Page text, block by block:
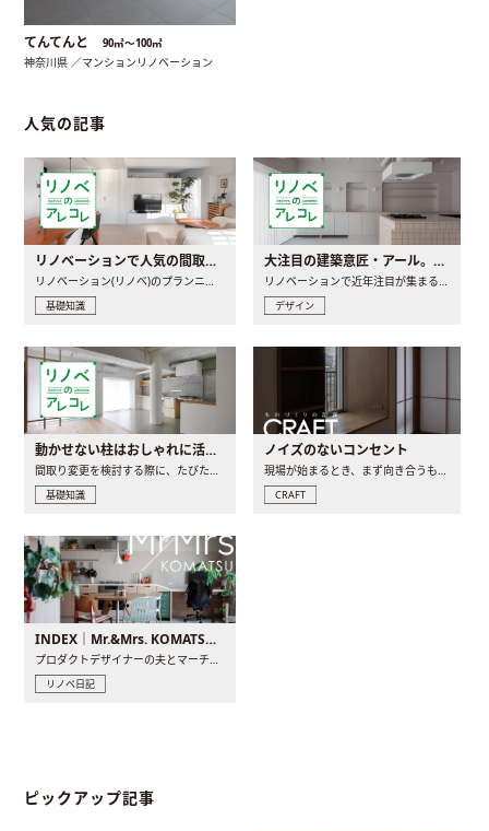
てんてんと 90㎡〜100㎡
神奈川県 ／マンションリノベーション
人気の記事
リノベーションで人気の間取りとは？トレンドの間取りと実例を徹底解説
基礎知識
大注目の建築意匠・アール。人気の理由と空間に取り入れるポイント
デザイン
動かせない柱はおしゃれに活用！柱を魅せるリノベーション(リノベ)4選
基礎知識
ノイズのないコンセント
CRAFT
INDEX｜Mr.&Mrs. KOMATSU renovation diary
リノベ日記
ピックアップ記事